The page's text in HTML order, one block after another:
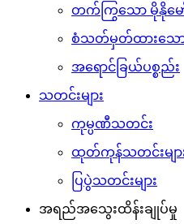
တက်ကြွသော မိုနိုမေ
စံသတ်မှတ်ထားသ
အရောင်ခြယ်ပစ္စည်း
သတင်းများ
ကုမ္ပဏီသတင်း
ထုတ်ကုန်သတင်းမျာ
ပြပွဲသတင်းများ
အရည်အသွေးထိန်းချုပ်မှု